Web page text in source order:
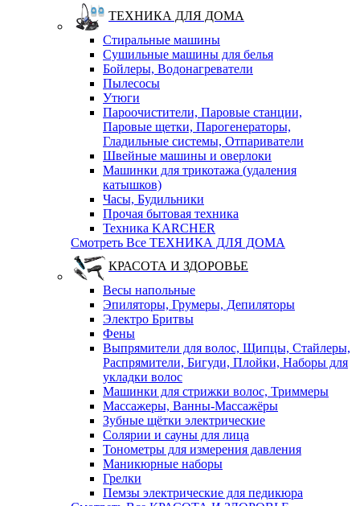
ТЕХНИКА ДЛЯ ДОМА
Стиральные машины
Сушильные машины для белья
Бойлеры, Водонагреватели
Пылесосы
Утюги
Пароочистители, Паровые станции,
Паровые щетки, Парогенераторы,
Гладильные системы, Отпариватели
Швейные машины и оверлоки
Машинки для трикотажа (удаления
катышков)
Часы, Будильники
Прочая бытовая техника
Техника KARCHER
Смотреть Все ТЕХНИКА ДЛЯ ДОМА
КРАСОТА И ЗДОРОВЬЕ
Весы напольные
Эпиляторы, Грумеры, Депиляторы
Электро Бритвы
Фены
Выпрямители для волос, Щипцы, Стайлеры,
Распрямители, Бигуди, Плойки, Наборы для
укладки волос
Машинки для стрижки волос, Триммеры
Массажеры, Ванны-Массажёры
Зубные щётки электрические
Солярии и сауны для лица
Тонометры для измерения давления
Маникюрные наборы
Грелки
Пемзы электрические для педикюра